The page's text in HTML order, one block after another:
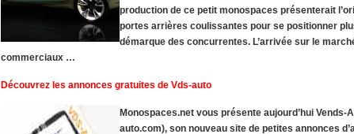
production de ce petit monospaces présenterait
portes arrières coulissantes pour se positionner
démarque des concurrentes. L’arrivée sur le
commerciaux …
Découvrez les annonces gratuites de Vds-auto
Monospaces.net vous présente aujourd’hui Vends-
auto.com), son nouveau site de petites annonces